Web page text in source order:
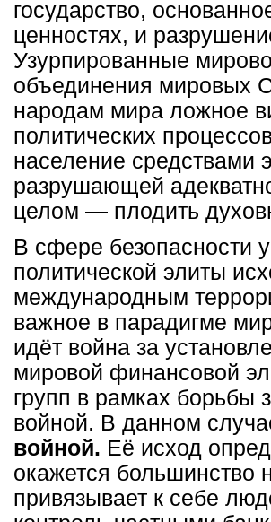
государство,
ценностях, и
Узурпированные
объединения мировых
народам мира ложное
политических
население средствами
разрушающей
целом — плодить
В сфере безопасности
политической элиты
международным
важное в парадигме
идёт война за
мировой финансовой
групп в рамках борьбы
войной. В данном
войной. Её исход
окажется большинство
привязывает к себе